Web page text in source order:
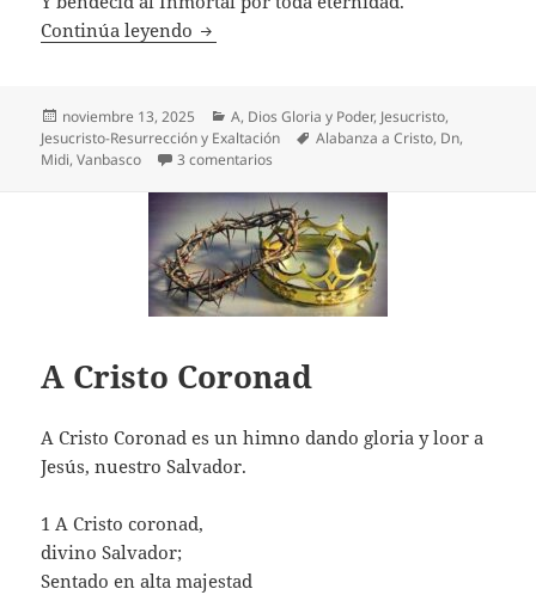
Continúa leyendo A Cristo Coronad
Publicado
el
noviembre 13, 2025 Categorías
A, Dios Gloria y Poder, Jesucristo,
Jesucristo-Resurrección y Exaltación
Etiquetas
Alabanza a Cristo, Dn,
Midi,Vanbasco 3 comentarios
A Cristo Coronad
A Cristo Coronad es un himno dando gloria y loor a
Jesús, nuestro Salvador.
1 A Cristo coronad,
divino Salvador;
Sentado en alta majestad